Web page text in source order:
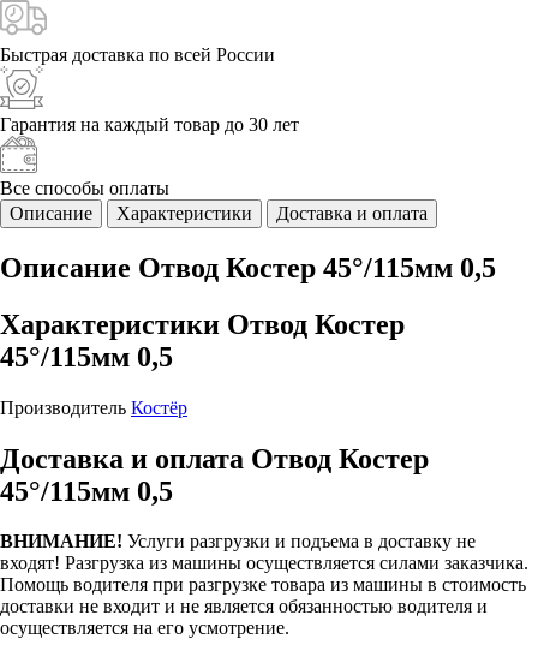
Быстрая доставка по всей России
Гарантия на каждый товар до 30 лет
Все способы оплаты
Описание
Характеристики Доставка и оплата
Описание Отвод Костер 45°/115мм 0,5
Характеристики Отвод Костер
45°/115мм 0,5
Производитель Костёр
Доставка и оплата Отвод Костер
45°/115мм 0,5
ВНИМАНИЕ! Услуги разгрузки и подъема в доставку не
входят! Разгрузка из машины осуществляется силами заказчика.
Помощь водителя при разгрузке товара из машины в стоимость
доставки не входит и не является обязанностью водителя и
осуществляется на его усмотрение.